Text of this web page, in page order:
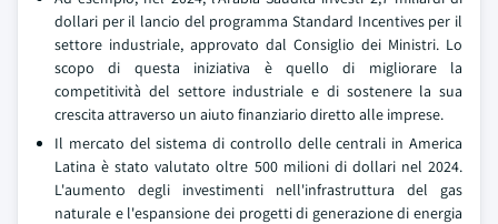
dollari per il lancio del programma Standard Incentives per il
settore industriale, approvato dal Consiglio dei Ministri. Lo
scopo di questa iniziativa è quello di migliorare la
competitività del settore industriale e di sostenere la sua
crescita attraverso un aiuto finanziario diretto alle imprese.
Il mercato del sistema di controllo delle centrali in America
Latina è stato valutato oltre 500 milioni di dollari nel 2024.
L'aumento degli investimenti nell'infrastruttura del gas
naturale e l'espansione dei progetti di generazione di energia